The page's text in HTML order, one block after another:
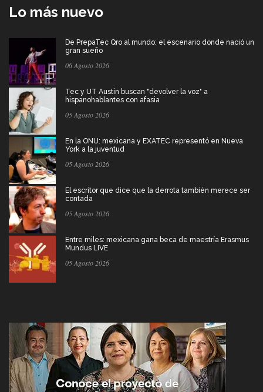
Lo más nuevo
De PrepaTec Qro al mundo: el escenario donde nació un
gran sueño
06 Agosto 2026
Tec y UT Austin buscan "devolver la voz" a
hispanohablantes con afasia
05 Agosto 2026
En la ONU: mexicana y EXATEC representó en Nueva
York a la juventud
05 Agosto 2026
El escritor que dice que la derrota también merece ser
contada
05 Agosto 2026
Entre miles: mexicana gana beca de maestría Erasmus
Mundus LIVE
05 Agosto 2026